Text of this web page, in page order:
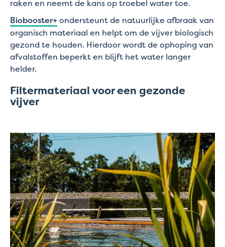
raken en neemt de kans op troebel water toe.
Biobooster+ondersteunt de natuurlijke afbraak van
organisch materiaal en helpt om de vijver biologisch
gezond te houden. Hierdoor wordt de ophoping van
afvalstoffen beperkt en blijft het water langer
helder.
Filtermateriaal voor een gezonde
vijver